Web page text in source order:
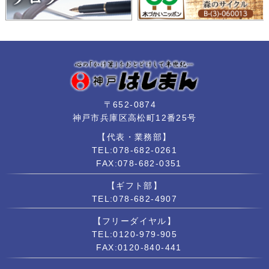
〒652-0874
神戸市兵庫区高松町12番25号
【代表・業務部】
TEL:078-682-0261
FAX:078-682-0351
【ギフト部】
TEL:078-682-4907
【フリーダイヤル】
TEL:0120-979-905
FAX:0120-840-441